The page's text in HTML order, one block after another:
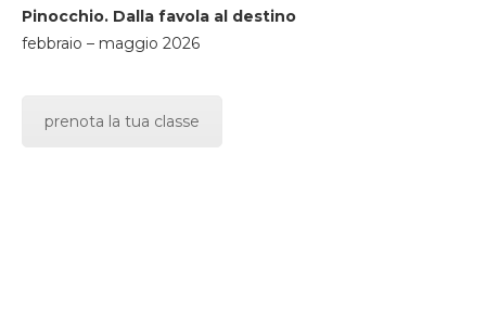
Pinocchio. Dalla favola al destino
febbraio – maggio 2026
prenota la tua classe